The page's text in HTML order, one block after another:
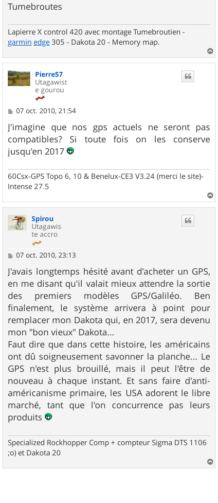
Tumebroutes
Lapierre X control 420 avec montage Tumebroutien -
garmin edge 305 - Dakota 20 - Memory map.
a
u
Pierre57
Utagawist
e gourou
M
s
s
a
g
e
07 oct. 2010, 21:54
J'imagine que nos gps actuels ne seront pas
compatibles? Si toute fois on les conserve
jusqu'en 2017
60Csx-GPS Topo 6, 10 & Benelux-CE3 V3.24 (merci le site)-
Intense 27.5
a
Spirou
Utagawis
te accro
M
s
s
a
g
e
07 oct. 2010, 23:13
J'avais longtemps hésité avant d'acheter un GPS,
en me disant qu'il valait mieux attendre la sortie
des premiers modèles GPS/Galiléo. Ben
finalement, le système arrivera à point pour
remplacer mon Dakota qui, en 2017, sera devenu
mon "bon vieux" Dakota...
Faut dire que dans cette histoire, les américains
ont dû soigneusement savonner la planche... Le
GPS n'est plus brouillé, mais il peut l'être de
nouveau à chaque instant. Et sans faire d'anti-
américanisme primaire, les USA adorent le libre
marché, tant que l'on concurrence pas leurs
produits
Specialized Rockhopper Comp + compteur Sigma DTS 1106
;o) et Dakota 20
a